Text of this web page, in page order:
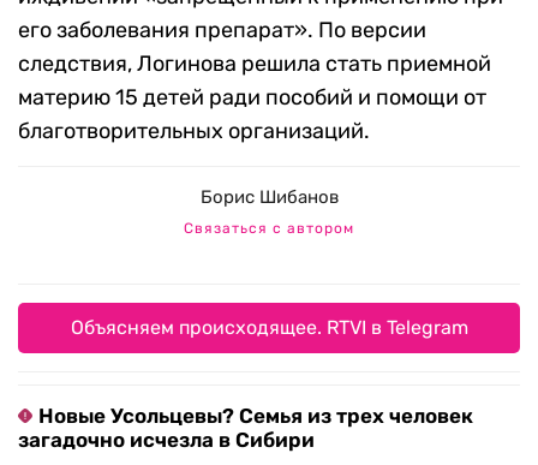
его заболевания препарат». По версии
следствия, Логинова решила стать приемной
материю 15 детей ради пособий и помощи от
благотворительных организаций.
Борис Шибанов
Связаться с автором
Объясняем происходящее. RTVI в Telegram
Новые Усольцевы? Семья из трех человек
загадочно исчезла в Сибири